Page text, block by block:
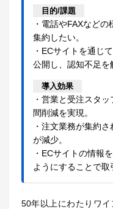
目的/課題
・電話やFAXなど
集約したい。
・ECサイトを通じ
公開し、認知不足を
導入効果
・営業と受注スタ
間削減を実現。
・注文業務が集約
が減少。
・ECサイトの情報
ようにすることで取
50年以上にわたりワ